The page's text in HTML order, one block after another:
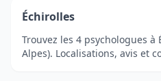
Échirolles
Trouvez les 4 psychologues
Alpes). Localisations, avis et